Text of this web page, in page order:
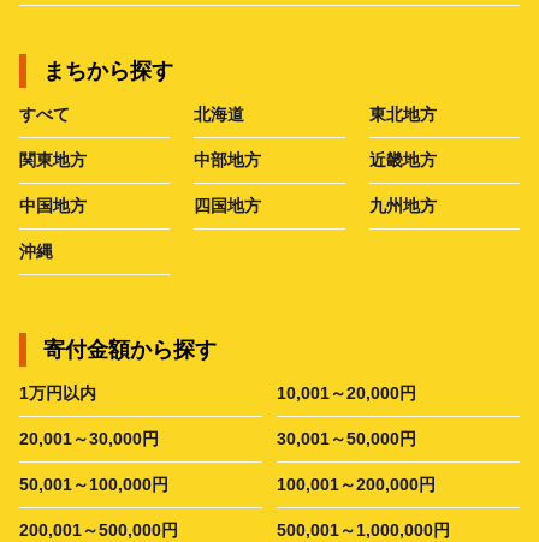
まちから探す
すべて 北海道 東北地方
関東地方 中部地方 近畿地方
中国地方 四国地方 九州地方
沖縄
寄付金額から探す
1万円以内 10,001～20,000円
20,001～30,000円 30,001～50,000円
50,001～100,000円 100,001～200,000円
200,001～500,000円 500,001～1,000,000円